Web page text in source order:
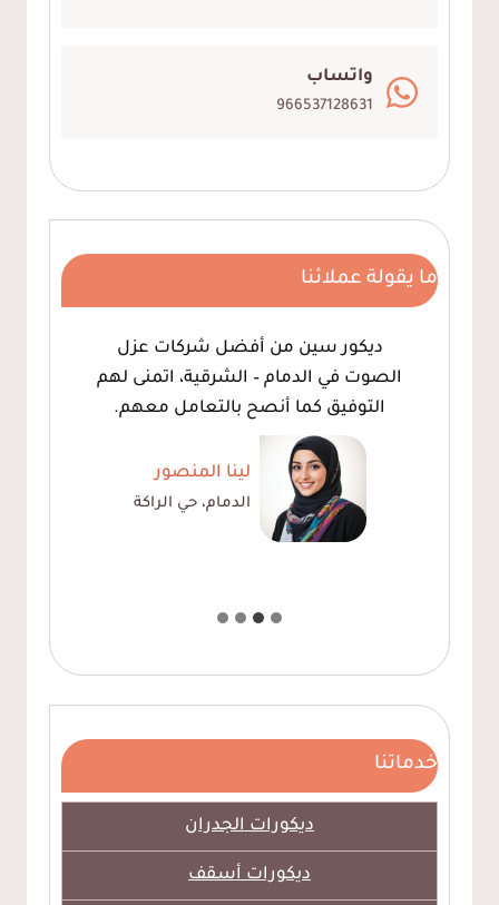
واتساب
966537128631
ما يقولة عملائنا
ديكور سين من أفضل شركات عزل
الصوت في الدمام – الشرقية، اتمنى لهم
التوفيق كما أنصح بالتعامل معهم.
لينا المنصور
الدمام، حي الراكة
خدماتنا
ديكورات الجدران
ديكورات أسقف